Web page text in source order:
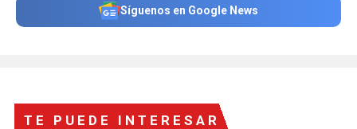
Síguenos en Google News
TE PUEDE INTERESAR